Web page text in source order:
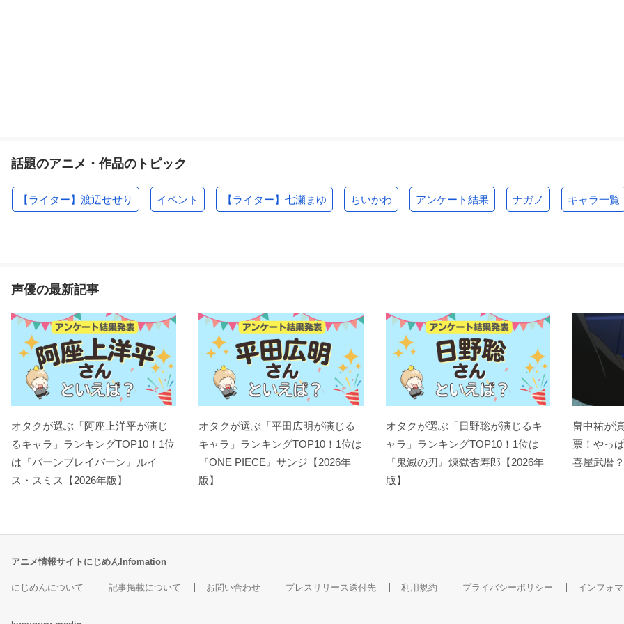
話題のアニメ・作品のトピック
【ライター】渡辺せせり イベント 【ライター】七瀬まゆ ちいかわ アンケート結果 ナガノ キャラ一覧
声優の最新記事
オタクが選ぶ「阿座上洋平が演じ
るキャラ」ランキングTOP10！1位
は『バーンブレイバーン』ルイ
ス・スミス【2026年版】
オタクが選ぶ「平田広明が演じる
キャラ」ランキングTOP10！1位は
『ONE PIECE』サンジ【2026年
版】
オタクが選ぶ「日野聡が演じるキ
ャラ」ランキングTOP10！1位は
『鬼滅の刃』煉󠄁獄杏寿郎【2026年
版】
畠中祐が
票！やっ
喜屋武暦
アニメ情報サイトにじめんInfomation
にじめんについて 記事掲載について お問い合わせ プレスリリース送付先 利用規約 プライバシーポリシー インフォ